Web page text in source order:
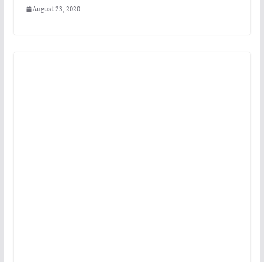
August 23, 2020